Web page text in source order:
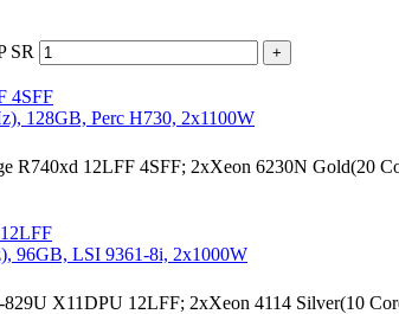
SR +
4SFF
128GB, Perc H730, 2x1100W
R740xd 12LFF 4SFF; 2xXeon 6230N Gold(20
96GB, LSI 9361-8i, 2x1000W
829U X11DPU 12LFF; 2xXeon 4114 Silver(10